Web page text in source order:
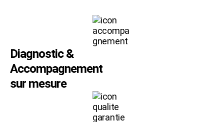
Diagnostic &
Accompagnement
sur mesure